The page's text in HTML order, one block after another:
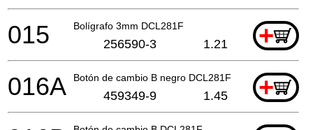
Bolígrafo 3mm DCL281F +
015 256590-3 1.21
Botón de cambio B negro DCL281F +
016A 459349-9 1.45